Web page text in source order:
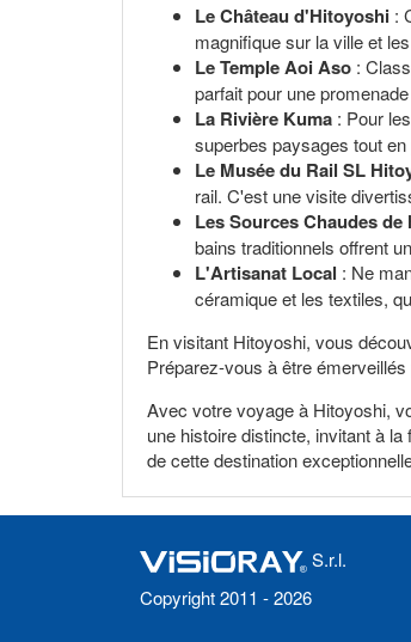
Le Château d'Hitoyoshi :
magnifique sur la ville et
Le Temple Aoi Aso :
parfait pour une
La Rivière Kuma : Pour
superbes paysages tout
Le Musée du Rail SL
rail. C'est une visite
Les Sources Chaudes
bains traditionnels offrent
L'Artisanat Local : Ne
céramique et les textiles,
En visitant Hitoyoshi, vous
Préparez-vous à être
Avec votre voyage à Hitoyoshi,
une histoire distincte, invitant à
de cette destination
S.r.l.
Copyright 2011 - 2026